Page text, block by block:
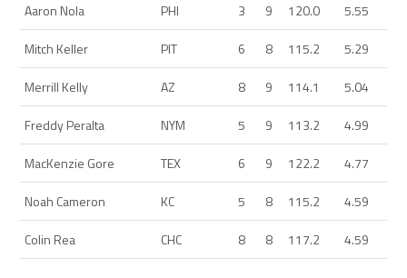
Aaron Nola PHI 3 9 120.0
5.55
Mitch Keller
PIT 6 8 115.2
5.29
Merrill Kelly
AZ 8 9 114.1
5.04
Freddy Peralta
NYM 5 9 113.2
4.99
MacKenzie Gore
TEX 6 9 122.2
4.77
Noah Cameron
KC 5 8 115.2
4.59
Colin Rea
CHC 8 8 117.2 4.59